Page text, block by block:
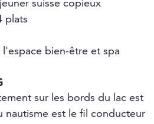
suisse copieux
plats
bien-être et spa
sur les bords du lac est
nautisme est le fil conducteur